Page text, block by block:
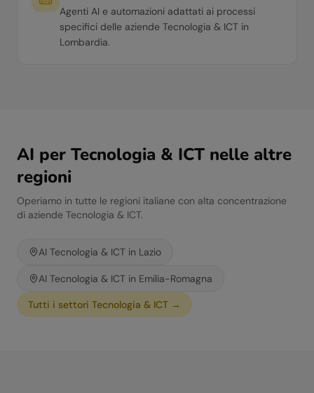
Agenti AI e automazioni adattati ai processi
specifici delle aziende Tecnologia & ICT in
Lombardia.
AI per Tecnologia & ICTnelle altre
regioni
Operiamo in tutte le regioni italiane con alta concentrazione
di aziende Tecnologia & ICT.
AI Tecnologia & ICT in Lazio
AI Tecnologia & ICT in Emilia-Romagna
Tutti i settori Tecnologia & ICT →